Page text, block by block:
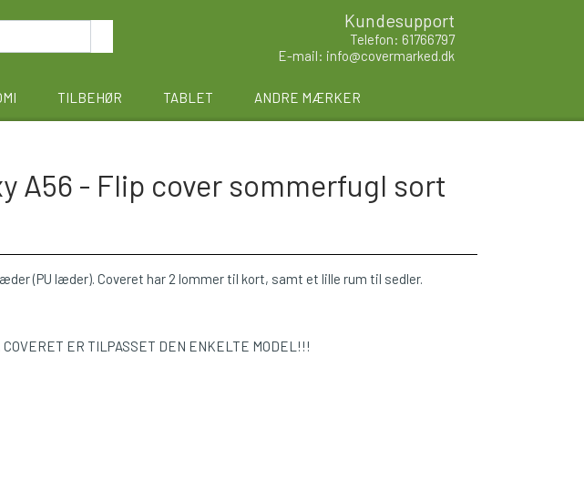
Kundesupport
Telefon: 61766797
E-mail: info@covermarked.dk
TILBEHØR TABLET ANDRE MÆRKER
A56 - Flip cover sommerfugl sort
(PU læder). Coveret har 2 lommer til kort, samt et lille rum til sedler.
ER TILPASSET DEN ENKELTE MODEL!!!